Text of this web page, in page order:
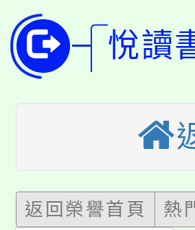
開!
115年桃園
田徑場及游
桃園市低收
視費優惠，
半價優惠，
者。
大園自造教
份教師增能
大溪自造教
淨零綠生活
會
115年食農
悅讀
返回榮譽首頁 熱